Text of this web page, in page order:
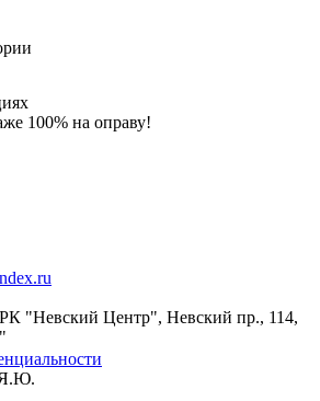
100% на оправу!
"Невский Центр", Невский пр., 114,